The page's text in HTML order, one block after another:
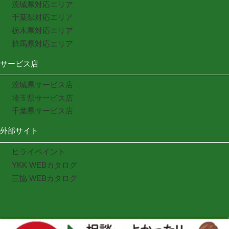
茨城県対応エリア
千葉県対応エリア
栃木県対応エリア
群馬県対応エリア
サービス店
茨城県サービス店
埼玉県サービス店
千葉県サービス店
外部サイト
ヒライペイント
YKK WEBカタログ
三協 WEBカタログ